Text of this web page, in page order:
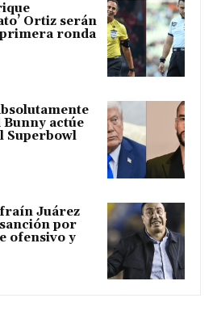
Ortiz serán
ronda
actúe
Superbowl
Juárez
por
ofensivo y